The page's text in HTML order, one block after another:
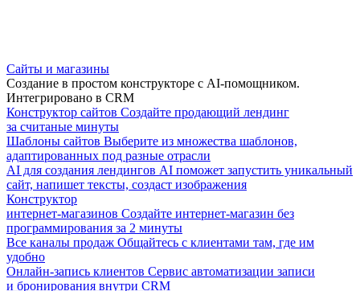
Сайты и магазины
Создание в простом конструкторе с AI-помощником.
Интегрировано в CRM
Конструктор сайтов Создайте продающий лендинг
за считаные минуты
Шаблоны сайтов Выберите из множества шаблонов,
адаптированных под разные отрасли
AI для создания лендингов AI поможет запустить уникальный
сайт, напишет тексты, создаст изображения
Конструктор
интернет-магазинов Создайте интернет-магазин без
программирования за 2 минуты
Все каналы продаж Общайтесь с клиентами там, где им
удобно
Онлайн-запись клиентов Сервис автоматизации записи
и бронирования внутри CRM